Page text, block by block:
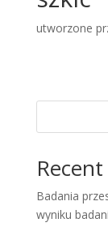
utworzone
Badania
wyniku